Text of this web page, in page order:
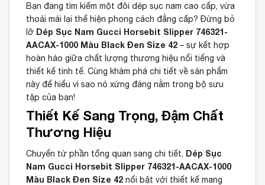
Bạn đang tìm kiếm một đôi dép sục nam cao cấp, vừa
thoải mái lại thể hiện phong cách đẳng cấp? Đừng bỏ
lỡ Dép Sục Nam Gucci Horsebit Slipper 746321-
AACAX-1000 Màu Black Đen Size 42 – sự kết hợp
hoàn hảo giữa chất lượng thương hiệu nổi tiếng và
thiết kế tinh tế. Cùng khám phá chi tiết về sản phẩm
này để hiểu vì sao nó xứng đáng nằm trong bộ sưu
tập của bạn!
Thiết Kế Sang Trọng, Đậm Chất
Thương Hiệu
Chuyển từ phần tổng quan sang chi tiết, Dép Sục
Nam Gucci Horsebit Slipper 746321-AACAX-1000
Màu Black Đen Size 42 nổi bật với thiết kế mang